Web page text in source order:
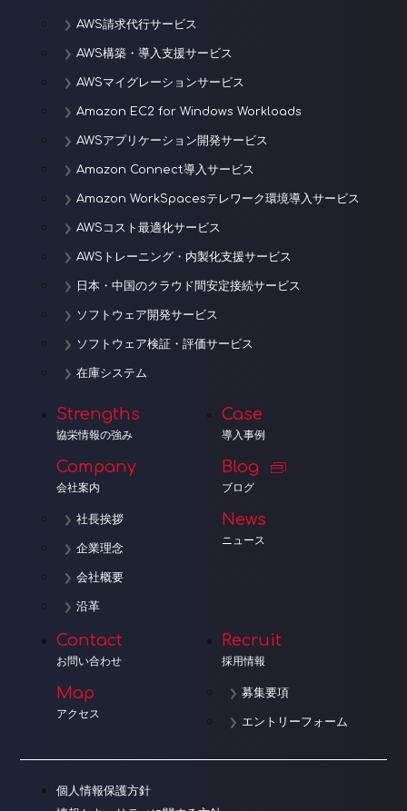
AWS請求代行サービス
AWS構築・導入支援サービス
AWSマイグレーションサービス
Amazon EC2 for Windows Workloads
AWSアプリケーション開発サービス
Amazon Connect導入サービス
Amazon WorkSpacesテレワーク環境導入サービス
AWSコスト最適化サービス
AWSトレーニング・内製化支援サービス
日本・中国のクラウド間安定接続サービス
ソフトウェア開発サービス
ソフトウェア検証・評価サービス
在庫システム
Strengths
協栄情報の強み
Company
会社案内
社長挨拶
企業理念
会社概要
沿革
Case
導入事例
Blog
ブログ
News
ニュース
Contact
お問い合わせ
Map
アクセス
Recruit
採用情報
募集要項
エントリーフォーム
個人情報保護方針